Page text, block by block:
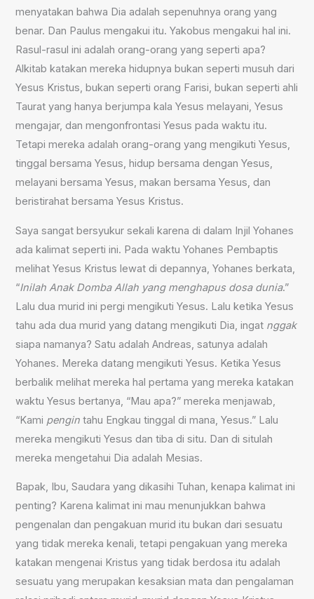
menyatakan bahwa Dia adalah sepenuhnya orang yang
benar. Dan Paulus mengakui itu. Yakobus mengakui hal ini.
Rasul-rasul ini adalah orang-orang yang seperti apa?
Alkitab katakan mereka hidupnya bukan seperti musuh dari
Yesus Kristus, bukan seperti orang Farisi, bukan seperti ahli
Taurat yang hanya berjumpa kala Yesus melayani, Yesus
mengajar, dan mengonfrontasi Yesus pada waktu itu.
Tetapi mereka adalah orang-orang yang mengikuti Yesus,
tinggal bersama Yesus, hidup bersama dengan Yesus,
melayani bersama Yesus, makan bersama Yesus, dan
beristirahat bersama Yesus Kristus.
Saya sangat bersyukur sekali karena di dalam Injil Yohanes
ada kalimat seperti ini. Pada waktu Yohanes Pembaptis
melihat Yesus Kristus lewat di depannya, Yohanes berkata,
“Inilah Anak Domba Allah yang menghapus dosa dunia.”
Lalu dua murid ini pergi mengikuti Yesus. Lalu ketika Yesus
tahu ada dua murid yang datang mengikuti Dia, ingat nggak
siapa namanya? Satu adalah Andreas, satunya adalah
Yohanes. Mereka datang mengikuti Yesus. Ketika Yesus
berbalik melihat mereka hal pertama yang mereka katakan
waktu Yesus bertanya, “Mau apa?” mereka menjawab,
“Kami pengin tahu Engkau tinggal di mana, Yesus.” Lalu
mereka mengikuti Yesus dan tiba di situ. Dan di situlah
mereka mengetahui Dia adalah Mesias.
Bapak, Ibu, Saudara yang dikasihi Tuhan, kenapa kalimat ini
penting? Karena kalimat ini mau menunjukkan bahwa
pengenalan dan pengakuan murid itu bukan dari sesuatu
yang tidak mereka kenali, tetapi pengakuan yang mereka
katakan mengenai Kristus yang tidak berdosa itu adalah
sesuatu yang merupakan kesaksian mata dan pengalaman